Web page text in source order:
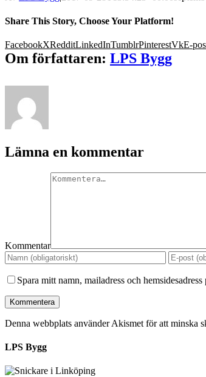
Share This Story, Choose Your Platform!
FacebookXRedditLinkedInTumblrPinterestVkE-
Om författaren: LPS Bygg
Lämna en kommentar
Kommentar
Spara mitt namn, mailadress och
Denna webbplats använder Akismet för att minska
LPS Bygg